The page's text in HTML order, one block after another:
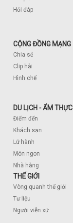
Hỏi đáp
CỘNG ĐỒNG MẠNG
Chia sẻ
Clip hài
Hình chế
DU LỊCH - ẨM THỰC
Điểm đến
Khách sạn
Lữ hành
Món ngon
Nhà hàng
THẾ GIỚI
Vòng quanh thế giới
Tư liệu
Người viễn xứ